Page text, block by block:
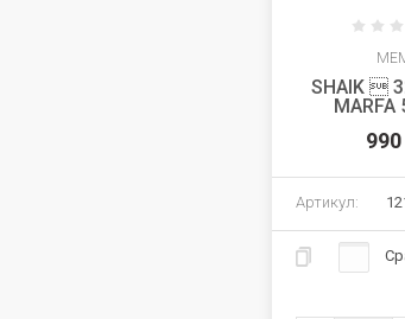
SHAIK 
990
Артикул: